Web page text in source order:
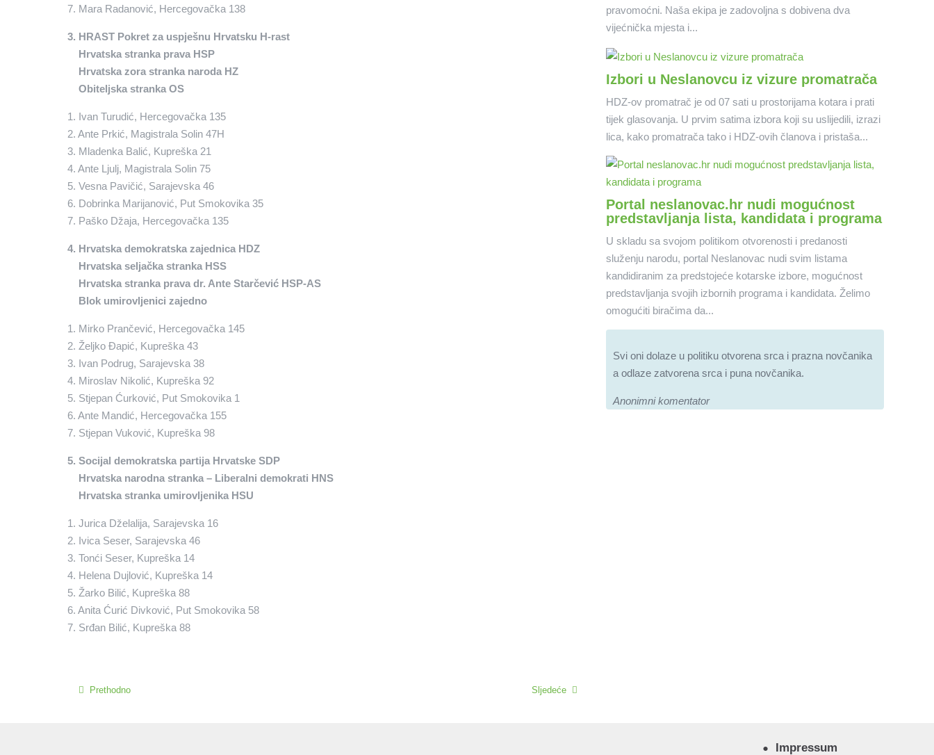
7. Mara Radanović, Hercegovačka 138
3. HRAST Pokret za uspješnu Hrvatsku H-rast
Hrvatska stranka prava HSP
Hrvatska zora stranka naroda HZ
Obiteljska stranka OS
1. Ivan Turudić, Hercegovačka 135
2. Ante Prkić, Magistrala Solin 47H
3. Mladenka Balić, Kupreška 21
4. Ante Ljulj, Magistrala Solin 75
5. Vesna Pavičić, Sarajevska 46
6. Dobrinka Marijanović, Put Smokovika 35
7. Paško Džaja, Hercegovačka 135
4. Hrvatska demokratska zajednica HDZ
Hrvatska seljačka stranka HSS
Hrvatska stranka prava dr. Ante Starčević HSP-AS
Blok umirovljenici zajedno
1. Mirko Prančević, Hercegovačka 145
2. Željko Đapić, Kupreška 43
3. Ivan Podrug, Sarajevska 38
4. Miroslav Nikolić, Kupreška 92
5. Stjepan Ćurković, Put Smokovika 1
6. Ante Mandić, Hercegovačka 155
7. Stjepan Vuković, Kupreška 98
5. Socijal demokratska partija Hrvatske SDP
Hrvatska narodna stranka – Liberalni demokrati HNS
Hrvatska stranka umirovljenika HSU
1. Jurica Dželalija, Sarajevska 16
2. Ivica Seser, Sarajevska 46
3. Tonći Seser, Kupreška 14
4. Helena Dujlović, Kupreška 14
5. Žarko Bilić, Kupreška 88
6. Anita Ćurić Divković, Put Smokovika 58
7. Srđan Bilić, Kupreška 88
Prethodno Sljedeće
pravomoćni. Naša ekipa je zadovoljna s dobivena dva
vijećnička mjesta i...
Izbori u Neslanovcu iz vizure promatrača
HDZ-ov promatrač je od 07 sati u prostorijama kotara i prati
tijek glasovanja. U prvim satima izbora koji su uslijedili, izrazi
lica, kako promatrača tako i HDZ-ovih članova i pristaša...
Portal neslanovac.hr nudi mogućnost
predstavljanja lista, kandidata i programa
U skladu sa svojom politikom otvorenosti i predanosti
služenju narodu, portal Neslanovac nudi svim listama
kandidiranim za predstojeće kotarske izbore, mogućnost
predstavljanja svojih izbornih programa i kandidata. Želimo
omogućiti biračima da...
Svi oni dolaze u politiku otvorena srca i prazna novčanika
a odlaze zatvorena srca i puna novčanika.
Anonimni komentator
Impressum